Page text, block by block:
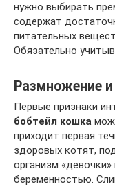
нужно выбирать
содержат
питательных
Обязательно
Размножение
Первые признаки
бобтейл кошка
приходит первая
здоровых котят,
организм
беременностью.